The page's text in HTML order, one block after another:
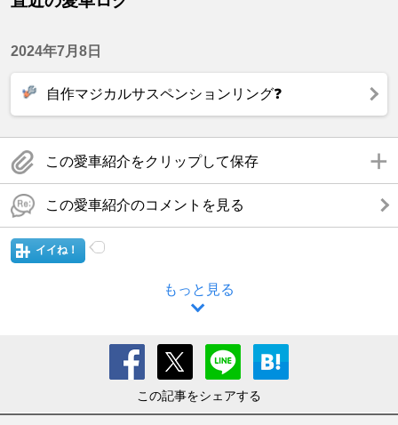
2024年7月8日
自作マジカルサスペンションリング❓
この愛車紹介をクリップして保存
この愛車紹介のコメントを見る
イイね！
もっと見る
この記事をシェアする